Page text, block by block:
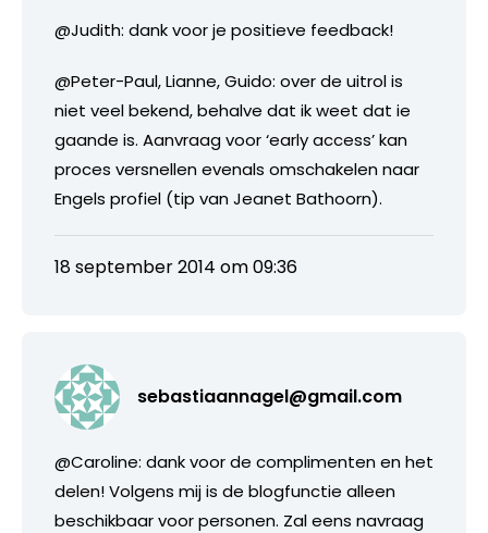
@Judith: dank voor je positieve feedback!
@Peter-Paul, Lianne, Guido: over de uitrol is
niet veel bekend, behalve dat ik weet dat ie
gaande is. Aanvraag voor ‘early access’ kan
proces versnellen evenals omschakelen naar
Engels profiel (tip van Jeanet Bathoorn).
18 september 2014 om 09:36
sebastiaannagel@gmail.com
@Caroline: dank voor de complimenten en het
delen! Volgens mij is de blogfunctie alleen
beschikbaar voor personen. Zal eens navraag